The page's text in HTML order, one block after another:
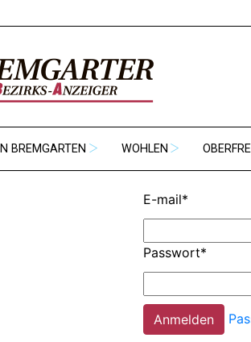
BREMGARTEN WOHLEN
E-mail*
Passwort*